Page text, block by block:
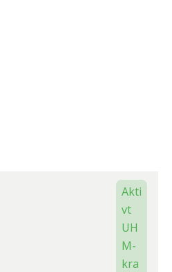
Akti
vt
UH
M-
kra